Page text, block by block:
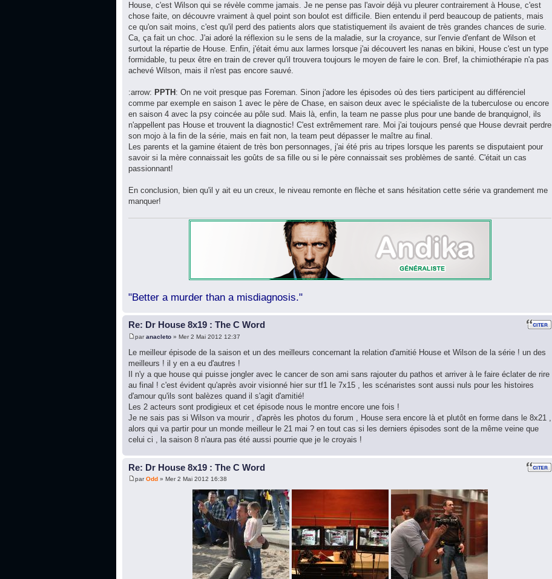
House, c'est Wilson qui se révèle comme jamais. Je ne pense pas l'avoir déjà vu pleurer contrairement à House, c'est
chose faite, on découvre vraiment à quel point son boulot est difficile. Bien entendu il perd beaucoup de patients, mais
ce qu'on sait moins, c'est qu'il perd des patients alors que statistiquement ils avaient de très grandes chances de surie.
Ca, ça fait un choc. J'ai adoré la réflexion su le sens de la maladie, sur la croyance, sur l'envie d'enfant de Wilson et
surtout la répartie de House. Enfin, j'était ému aux larmes lorsque j'ai découvert les nanas en bikini, House c'est un type
formidable, tu peux être en train de crever qu'il trouvera toujours le moyen de faire le con. Bref, la chimiothérapie n'a pas
achevé Wilson, mais il n'est pas encore sauvé.
:arrow: PPTH : On ne voit presque pas Foreman. Sinon j'adore les épisodes où des tiers participent au différenciel
comme par exemple en saison 1 avec le père de Chase, en saison deux avec le spécialiste de la tuberculose ou encore
en saison 4 avec la psy coincée au pôle sud. Mais là, enfin, la team ne passe plus pour une bande de branquignol, ils
n'appellent pas House et trouvent la diagnostic! C'est extrêmement rare. Moi j'ai toujours pensé que House devrait perdre
son mojo à la fin de la série, mais en fait non, la team peut dépasser le maître au final.
Les parents et la gamine étaient de très bon personnages, j'ai été pris au tripes lorsque les parents se disputaient pour
savoir si la mère connaissait les goûts de sa fille ou si le père connaissait ses problèmes de santé. C'était un cas
passionnant!
En conclusion, bien qu'il y ait eu un creux, le niveau remonte en flèche et sans hésitation cette série va grandement me
manquer!
"Better a murder than a misdiagnosis."
Re: Dr House 8x19 : The C Word
paranacleto » Mer 2 Mai 2012 12:37
Le meilleur épisode de la saison et un des meilleurs concernant la relation d'amitié House et Wilson de la série ! un des
meilleurs ! il y en a eu d'autres !
Il n'y a que house qui puisse jongler avec le cancer de son ami sans rajouter du pathos et arriver à le faire éclater de rire
au final ! c'est évident qu'après avoir visionné hier sur tf1 le 7x15 , les scénaristes sont aussi nuls pour les histoires
d'amour qu'ils sont balèzes quand il s'agit d'amitié!
Les 2 acteurs sont prodigieux et cet épisode nous le montre encore une fois !
Je ne sais pas si Wilson va mourir , d'après les photos du forum , House sera encore là et plutôt en forme dans le 8x21 ,
alors qui va partir pour un monde meilleur le 21 mai ? en tout cas si les derniers épisodes sont de la même veine que
celui ci , la saison 8 n'aura pas été aussi pourrie que je le croyais !
Re: Dr House 8x19 : The C Word
parOdd » Mer 2 Mai 2012 16:38